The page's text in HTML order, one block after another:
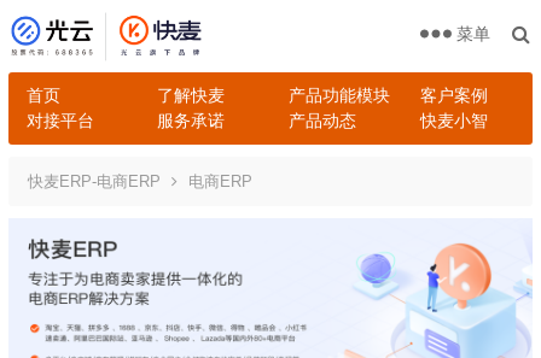
首页 了解快麦 产品功能模块
客户案例
对接平台
服务承诺 产品动态 快麦小智
菜单
快麦ERP-电商ERP 电商ERP